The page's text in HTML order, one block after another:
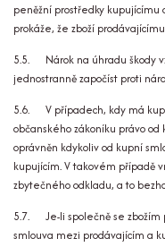
peněžní prostředky
prokáže, že zboží
5.5. Nárok na úhradu škody
jednostranně započíst proti
5.6. V případech, kdy má
občanského zákoníku právo
oprávněn kdykoliv od kupní
kupujícím. V takovém případě
zbytečného odkladu, a to
5.7. Je-li společně se zbožím
smlouva mezi prodávajícím a